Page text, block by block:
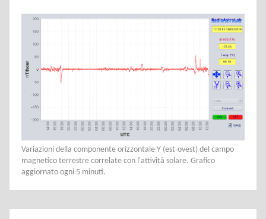
Variazioni della componente orizzontale Y (est-ovest) del campo
magnetico terrestre correlate con l'attività solare. Grafico
aggiornato ogni 5 minuti.